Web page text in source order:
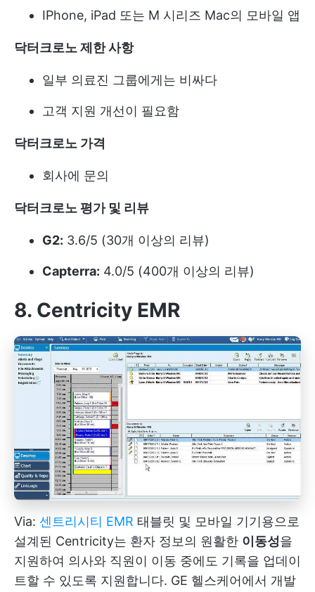
IPhone, iPad 또는 M 시리즈 Mac의 모바일 앱
닥터크로노 제한 사항
일부 의료진 그룹에게는 비싸다
고객 지원 개선이 필요함
닥터크로노 가격
회사에 문의
닥터크로노 평가 및 리뷰
G2: 3.6/5 (30개 이상의 리뷰)
Capterra: 4.0/5 (400개 이상의 리뷰)
8. Centricity EMR
Via: 센트리시티 EMR 태블릿 및 모바일 기기용으로
설계된 Centricity는 환자 정보의 원활한 이동성을
지원하여 의사와 직원이 이동 중에도 기록을 업데이
트할 수 있도록 지원합니다. GE 헬스케어에서 개발